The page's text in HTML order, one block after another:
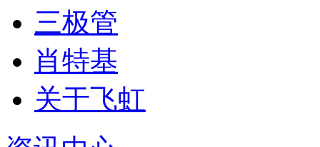
三极管
肖特基
关于飞虹